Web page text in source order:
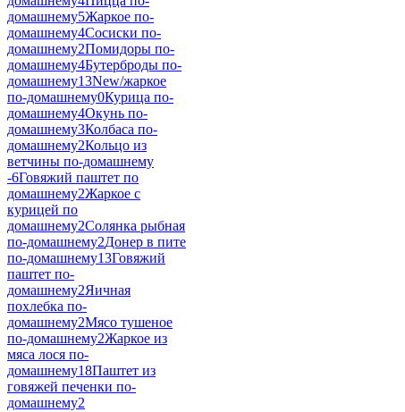
домашнему5Жаркое по-
домашнему4Сосиски по-
домашнему2Помидоры по-
домашнему4Бутерброды по-
домашнему13New/жаркое
по-домашнему0Курица по-
домашнему4Окунь по-
домашнему3Колбаса по-
домашнему2Кольцо из
ветчины по-домашнему
-6Говяжий паштет по
домашнему2Жаркое с
курицей по
домашнему2Солянка рыбная
по-домашнему2Донер в пите
по-домашнему13Говяжий
паштет по-
домашнему2Яичная
похлебка по-
домашнему2Мясо тушеное
по-домашнему2Жаркое из
мяса лося по-
домашнему18Паштет из
говяжей печенки по-
домашнему2